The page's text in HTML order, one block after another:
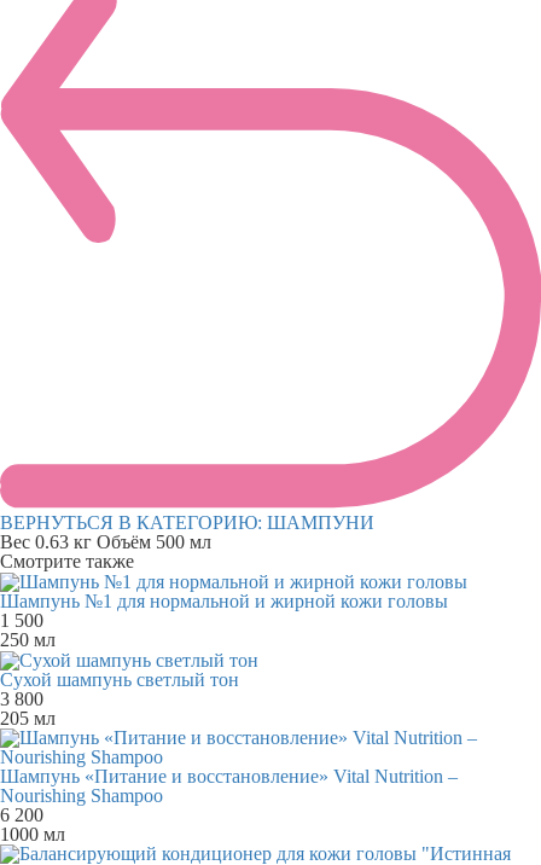
ВЕРНУТЬСЯ В КАТЕГОРИЮ: ШАМПУНИ
Вес 0.63 кг Объём 500 мл
Смотрите также
Шампунь №1 для нормальной и жирной кожи головы
1 500
250 мл
Сухой шампунь светлый тон
3 800
205 мл
Шампунь «Питание и восстановление» Vital Nutrition –
Nourishing Shampoo
6 200
1000 мл